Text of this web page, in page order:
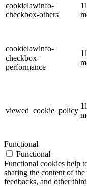
cookielawinfo-
checkbox-others
11
cookielawinfo-
checkbox-
performance
11
viewed_cookie_policy
11
Functional
Functional
Functional cookies help
sharing the content of
feedbacks, and other